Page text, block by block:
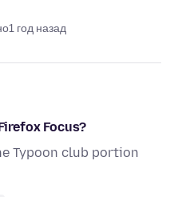
1 год назад
Focus?
Typoon club portion